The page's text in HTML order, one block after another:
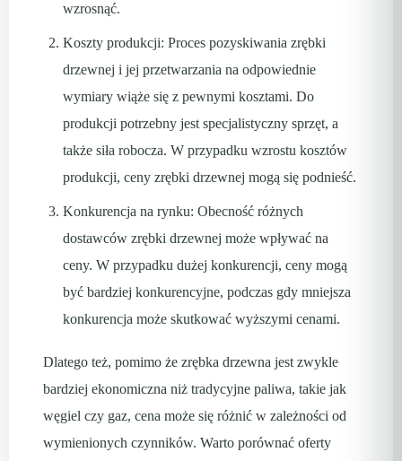
wzrosnąć.
Koszty produkcji: Proces pozyskiwania zrębki
drzewnej i jej przetwarzania na odpowiednie
wymiary wiąże się z pewnymi kosztami. Do
produkcji potrzebny jest specjalistyczny sprzęt, a
także siła robocza. W przypadku wzrostu kosztów
produkcji, ceny zrębki drzewnej mogą się podnieść.
Konkurencja na rynku: Obecność różnych
dostawców zrębki drzewnej może wpływać na
ceny. W przypadku dużej konkurencji, ceny mogą
być bardziej konkurencyjne, podczas gdy mniejsza
konkurencja może skutkować wyższymi cenami.
Dlatego też, pomimo że zrębka drzewna jest zwykle
bardziej ekonomiczna niż tradycyjne paliwa, takie jak
węgiel czy gaz, cena może się różnić w zależności od
wymienionych czynników. Warto porównać oferty